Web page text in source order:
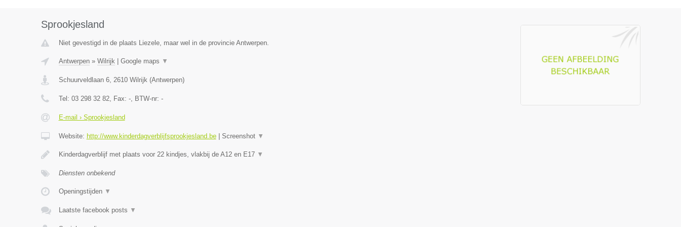
Sprookjesland
Niet gevestigd in de plaats Liezele, maar wel in de provincie Antwerpen.
Antwerpen» Wilrijk| Google maps ▼
Schuurveldlaan 6, 2610 Wilrijk(Antwerpen)
Tel: 03 298 32 82, Fax: -, BTW-nr: -
E-mail › Sprookjesland
Website: http://www.kinderdagverblijfsprookjesland.be| Screenshot ▼
Kinderdagverblijf met plaats voor 22 kindjes, vlakbij de A12 en E17 ▼
Diensten onbekend
Openingstijden ▼
Laatste facebook posts ▼